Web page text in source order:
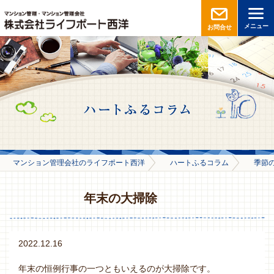
お問合せ メニュー
マンション管理会社のライフポート西洋 ハートふるコラム 季節
年末の大掃除
2022.12.16
年末の恒例行事の一つともいえるのが大掃除です。